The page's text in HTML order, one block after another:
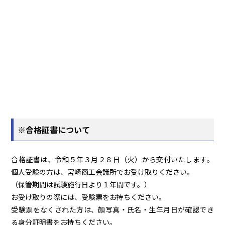
※合格証書について
合格証書は、令和５年３月２８日（火）から交付いたします。
個人受験の方は、宮崎商工会議所でお受け取りください。
（保管期間は試験施行日より１年間です。）
お受け取りの際には、受験票をお持ちください。
受験票をなくされた方は、顔写真・氏名・生年月日が確認でき
る身分証明書をお持ちください。